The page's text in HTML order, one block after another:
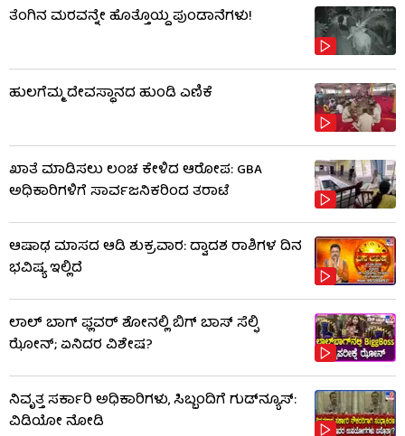
ತೆಂಗಿನ ಮರವನ್ನೇ ಹೊತ್ತೊಯ್ದ ಪುಂಡಾನೆಗಳು!
ಹುಲಗೆಮ್ಮ ದೇವಸ್ಥಾನದ ಹುಂಡಿ ಎಣಿಕೆ
ಖಾತೆ ಮಾಡಿಸಲು ಲಂಚ ಕೇಳಿದ ಆರೋಪ: GBA
ಅಧಿಕಾರಿಗಳಿಗೆ ಸಾರ್ವಜನಿಕರಿಂದ ತರಾಟೆ
ಆಷಾಢ ಮಾಸದ ಆಡಿ ಶುಕ್ರವಾರ: ದ್ವಾದಶ ರಾಶಿಗಳ ದಿನ
ಭವಿಷ್ಯ ಇಲ್ಲಿದೆ
ಲಾಲ್ ಬಾಗ್ ಫ್ಲವರ್ ಶೋನಲ್ಲಿ ಬಿಗ್ ಬಾಸ್ ಸೆಲ್ಫಿ
ಝೋನ್; ಏನಿದರ ವಿಶೇಷ?
ನಿವೃತ್ತ ಸರ್ಕಾರಿ ಅಧಿಕಾರಿಗಳು, ಸಿಬ್ಬಂದಿಗೆ ಗುಡ್​ನ್ಯೂಸ್:
ವಿಡಿಯೋ ನೋಡಿ